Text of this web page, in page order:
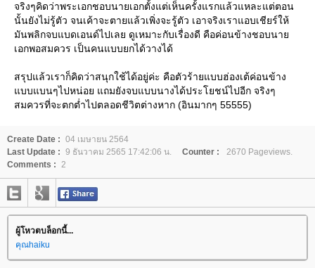
จริงๆคิดว่าพระเอกชอบนายเอกตั้งแต่เห็นครั้งแรกแล้วแหละแต่ตอน
นั้นยังไม่รู้ตัว จนเค้าจะตายแล้วเพิ่งจะรู้ตัว เอาจริงเราแอบเชียร์ให้
มันพลิกจบแบดเอนด์ไปเลย ดูเหมาะกับเรื่องดี คือค่อนข้างชอบนา
เอกพอสมควร เป็นคนแบบยกได้วางได้
สรุปแล้วเราก็คิดว่าสนุกใช้ได้อยู่ค่ะ คือตัวร้ายแบบฮ่องเต้ค่อนข้าง
บบแบนๆไปหน่อย แถมยังจบแบบนางได้ประโยชน์ไปอีก จริงๆ
สมควรที่จะตกต่ำไปตลอดชีวิตต่างหาก (อินมากๆ 55555)
Create Date : 04 เมษายน 2564
Last Update : 9 ธันวาคม 2565 17:42:06 น. Counter :
2670 Pageviews.
Comments : 2
ผู้โหวตบล็อกนี้...
คุณhaiku